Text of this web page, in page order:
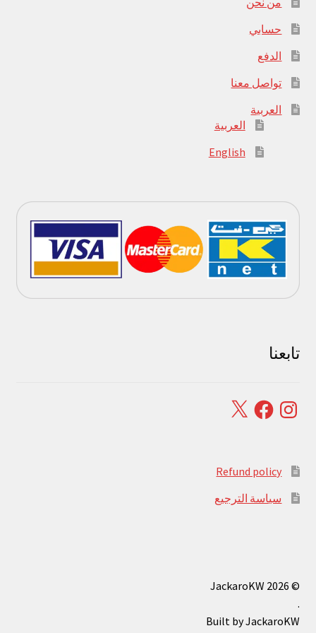
حسابي
الدفع
تواصل معنا
العربية
العربية
English
تابعنا
Instagram
Facebook
X
Refund policy
سياسة الترجيع
© JackaroKW 2026
.